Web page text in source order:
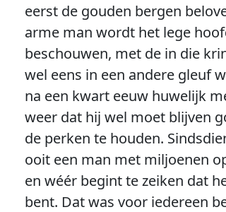
eerst de gouden bergen
arme man wordt het lege
beschouwen, met de in die
wel eens in een andere gleuf
na een kwart eeuw huwelijk
weer dat hij wel moet blijven
de perken te houden.
ooit een man met miljoenen
en wéér begint te zeiken dat
bent. Dat was voor iedereen